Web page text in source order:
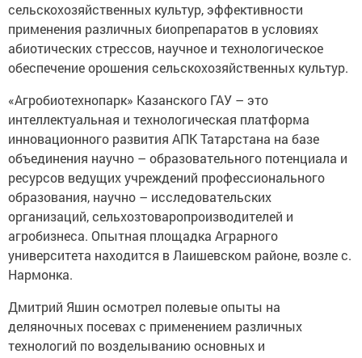
сельскохозяйственных культур, эффективности
применения различных биопрепаратов в условиях
абиотических стрессов, научное и технологическое
обеспечение орошения сельскохозяйственных культур.
«Агробиотехнопарк» Казанского ГАУ – это
интеллектуальная и технологическая платформа
инновационного развития АПК Татарстана на базе
объединения научно – образовательного потенциала и
ресурсов ведущих учреждений профессионального
образования, научно – исследовательских
организаций, сельхозтоваропроизводителей и
агробизнеса. Опытная площадка Аграрного
университета находится в Лаишевском районе, возле с.
Нармонка.
Дмитрий Яшин осмотрел полевые опыты на
деляночных посевах с применением различных
технологий по возделыванию основных и